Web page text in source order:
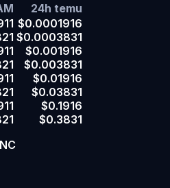
24h temu
$0.0001916
$0.0003831
$0.001916
$0.003831
$0.01916
$0.03831
$0.1916
$0.3831